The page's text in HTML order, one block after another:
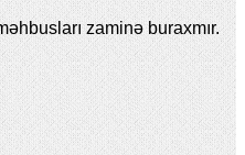
zaminə buraxmır.